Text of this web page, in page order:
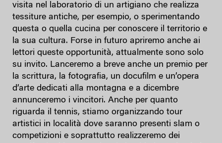
visita nel laboratorio di un artigiano che realizza
tessiture antiche, per esempio, o sperimentando
questa o quella cucina per conoscere il territorio e
la sua cultura. Forse in futuro apriremo anche ai
lettori queste opportunità, attualmente sono solo
su invito. Lanceremo a breve anche un premio per
la scrittura, la fotografia, un docufilm e un’opera
d’arte dedicati alla montagna e a dicembre
annunceremo i vincitori. Anche per quanto
riguarda il tennis, stiamo organizzando tour
artistici in località dove saranno presenti slam o
competizioni e soprattutto realizzeremo dei